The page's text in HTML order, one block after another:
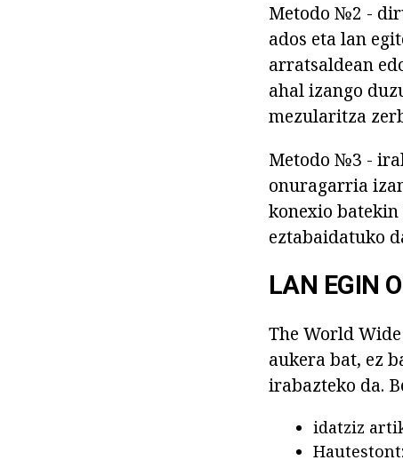
Metodo №2 -
ados eta lan
arratsaldean
ahal izango
mezularitza
Metodo №3 -
onuragarria
konexio
eztabaidatuko
LAN EGIN
The World
aukera bat, ez
irabazteko da.
idatziz